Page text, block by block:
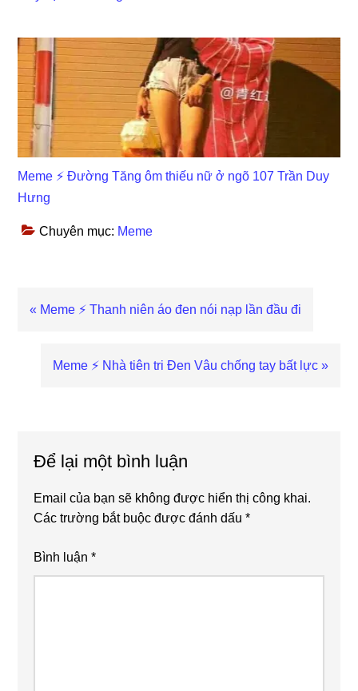
Meme ⚡ Đường Tăng ôm thiếu nữ ở ngõ 107 Trần Duy
Hưng
Chuyên mục: Meme
Previous
« Meme ⚡ Thanh niên áo đen nói nạp lần đầu đi
Next
Meme ⚡ Nhà tiên tri Đen Vâu chống tay bất lực »
Để lại một bình luận
Email của bạn sẽ không được hiển thị công khai.
Các trường bắt buộc được đánh dấu*
Bình luận*